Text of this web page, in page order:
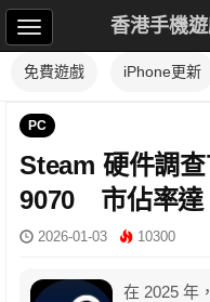
香港手機
免費遊戲 iPhone更新
PC
Steam 硬件調
9070 市佔率達
2026-01-03 10300
在 2025 年